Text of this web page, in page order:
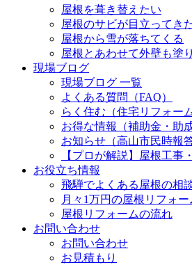
屋根を葺き替えたい
屋根のサビが目立ってき
屋根から雪が落ちてくる
屋根とあわせて外壁も塗
現場ブログ
現場ブログ 一覧
よくある質問（FAQ）
らく住む（住宅リフォーム
お得な情報（補助金・助
お知らせ（高山市民時報答
【プロが解説】屋根工事
お役立ち情報
飛騨でよくある屋根の相
月々1万円の屋根リフォー
屋根リフォームの流れ
お問い合わせ
お問い合わせ
お見積もり